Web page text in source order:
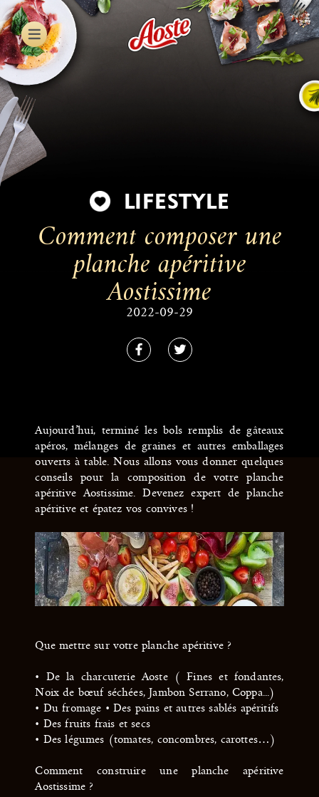
Skip
to
main
content
LIFESTYLE
Comment composer une
planche apéritive
Aostissime
2022-09-29
Aujourd’hui, terminé les bols remplis de gâteaux
apéros, mélanges de graines et autres emballages
ouverts à table. Nous allons vous donner quelques
conseils pour la composition de votre planche
apéritive Aostissime. Devenez expert de planche
apéritive et épatez vos convives !
Que mettre sur votre planche apéritive ?
• De la charcuterie Aoste ( Fines et fondantes,
Noix de bœuf séchées, Jambon Serrano, Coppa...)
• Du fromage • Des pains et autres sablés apéritifs
• Des fruits frais et secs
• Des légumes (tomates, concombres, carottes…)
Comment construire une planche apéritive
Aostissime ?